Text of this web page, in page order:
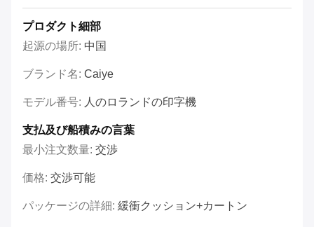
プロダクト細部
起源の場所: 中国
ブランド名: Caiye
モデル番号: 人のロランドの印字機
支払及び船積みの言葉
最小注文数量: 交渉
価格: 交渉可能
パッケージの詳細: 緩衝クッション+カートン